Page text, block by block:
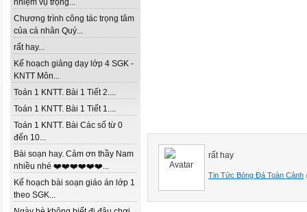
nhiệm vụ trọng...
Chương trình công tác trọng tâm
của cá nhân Quý...
rất hay...
Kế hoạch giảng dạy lớp 4 SGK -
KNTT Môn...
Toán 1 KNTT. Bài 1 Tiết 2....
Toán 1 KNTT. Bài 1 Tiết 1....
Toán 1 KNTT. Bài Các số từ 0
đến 10...
Bài soạn hay. Cảm ơn thầy Nam
nhiều nhé ❤️❤️❤️❤️❤️❤️...
Kế hoạch bài soạn giáo án lớp 1
theo SGK...
rất hay
Tin Tức Bóng Đá Toàn Cảnh